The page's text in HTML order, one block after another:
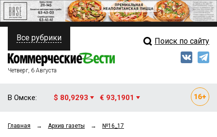
ПОЛИТИКА
ФИНАНСЫ
ОБЩЕСТВО
Свежий выпуск
Все рубрики Поиск по сайту
Четверг, 6 Августа
В Омске: $ 80,9293 € 93,1901
Главная → Архив газеты → №16_17